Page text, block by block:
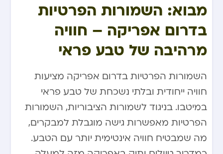
מבוא: השמורות הפרטיות
בדרום אפריקה – חוויה
מרהיבה של טבע פראי
השמורות הפרטיות בדרום אפריקה מציעות
חוויה ייחודית ובלתי נשכחת של טבע פראי
במיטבו. בניגוד לשמורות הציבוריות, השמורות
הפרטיות מאפשרות גישה מוגבלת למבקרים,
מה שמבטיח חוויה אינטימית יותר עם הטבע.